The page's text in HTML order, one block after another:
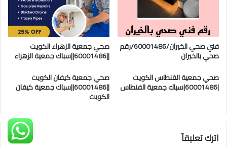
فني صحي الخيران/60001486/رقم
صحي بالخيران
صحي جمعية الزهراء الكويت
||60001486||سباك جمعية الزهراء
صحي جمعية الفنطاس الكويت
|60001486|سباك جمعية الفنطاس
صحي جمعية كيفان الكويت
||60001486||سباك جمعية كيفان
الكويت
اترك تعليقاً